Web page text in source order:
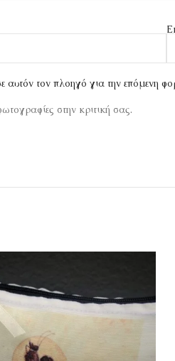
τον πλοηγό για την επόμενη
στην κριτική σας.